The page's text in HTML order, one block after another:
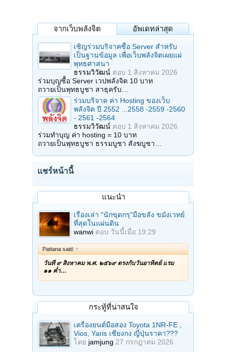
จากเว็บพลังจิต อัพเดทล่าสุด
เชิญร่วมบริจาคซื้อ Server สำหรับ
เป็นฐานข้อมูล เพื่อเว็บพลังจิตเผยแผ่
พุทธศาสนา
ธรรมวิวัฒน์ ตอบ 1 สิงหาคม 2026
ร่วมบุญซื้อ Server เวปพลังจิต 10 บาท
ถวายเป็นพุทธบูชา สาธุครับ…
ร่วมบริจาค ค่า Hosting ของเว็บ
พลังจิต ปี 2552 ...2558 -2559 -2560
- 2561 -2564
ธรรมวิวัฒน์ ตอบ 1 สิงหาคม 2026
ร่วมทำบุญ ค่า hosting = 10 บาท
ถวายเป็นพุทธบูชา ธรรมบูชา สังฆบูชา…
แชร์หน้านี้
แนะนำ
เรื่องเล่า "นักขุดกรุ"มือขลัง ขมังเวทย์
ที่สุดในแผ่นดิน
wanwi ตอบ วันนี้เมื่อ 19:29
Pattana said: ↑
วันที่ ๙ สิงหาคม พ.ศ. ๒๕๖๙ ตรงกับวันอาทิตย์ แรม
๑๑ ค่ำ…
กระทู้ที่น่าสนใจ
เครื่องยนต์มือสอง Toyota 1NR-FE ,
Vios, Yaris เซียงกง ญี่ปุ่นราคา???
โดย jamjung 27 กรกฎาคม 2026